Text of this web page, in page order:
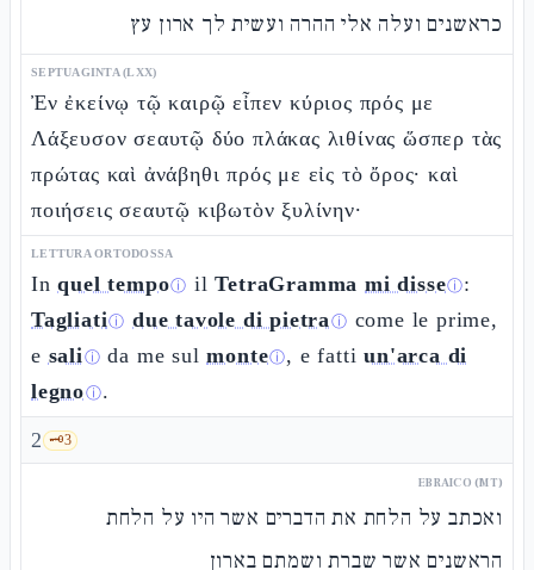
כראשנים ועלה אלי ההרה ועשית לך ארון עץ
SEPTUAGINTA (LXX)
Ἐν ἐκείνῳ τῷ καιρῷ εἶπεν κύριος πρός με
Λάξευσον σεαυτῷ δύο πλάκας λιθίνας ὥσπερ τὰς
πρώτας καὶ ἀνάβηθι πρός με εἰς τὸ ὄρος· καὶ
ποιήσεις σεαυτῷ κιβωτὸν ξυλίνην·
LETTURA ORTODOSSA
Inquel tempoⓘ ilTetraGramma mi disseⓘ:
Tagliatiⓘ due tavole di pietraⓘ come le prime,
e saliⓘ da me sulmonteⓘ, e fattiun'arca di
legnoⓘ.
2 🗝️3
EBRAICO (MT)
ואכתב על הלחת את הדברים אשר היו על הלחת
הראשנים אשר שברת ושמתם בארון